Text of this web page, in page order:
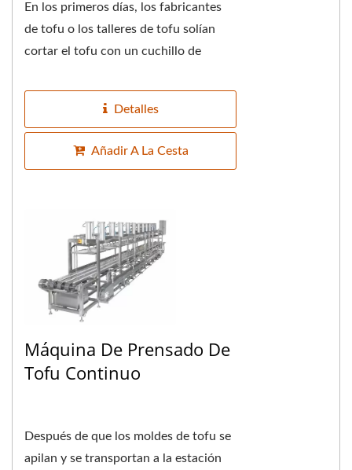
En los primeros días, los fabricantes
de tofu o los talleres de tofu solían
cortar el tofu con un cuchillo de
prueba...
Detalles
Añadir A La Cesta
Máquina De Prensado De
Tofu Continuo
Después de que los moldes de tofu se
apilan y se transportan a la estación